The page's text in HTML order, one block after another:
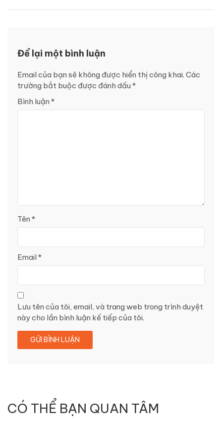
Để lại một bình luận
Email của bạn sẽ không được hiển thị công khai. Các
trường bắt buộc được đánh dấu *
Bình luận *
Tên *
Email*
Lưu tên của tôi, email, và trang web trong trình duyệt
này cho lần bình luận kế tiếp của tôi.
CÓ THỂ BẠN QUAN TÂM